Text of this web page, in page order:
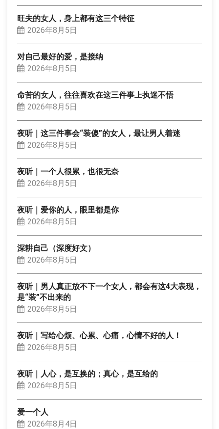
旺夫的女人，身上都有这三个特征
2026年8月5日
对自己最好的爱，是接纳
2026年8月5日
命苦的女人，往往喜欢在这三件事上执迷不悟
2026年8月5日
夜听｜这三件事会“装傻”的女人，最让男人着迷
2026年8月5日
夜听｜一个人很累，也很无奈
2026年8月5日
夜听｜爱你的人，眼里都是你
2026年8月5日
深耕自己（深度好文）
2026年8月5日
夜听｜男人真正放不下一个女人，都会有这4大表现，
是“装”不出来的
2026年8月5日
夜听｜写给心烦、心累、心痛，心情不好的人！
2026年8月5日
夜听｜人心，是互换的；真心，是互给的
2026年8月5日
爱一个人
2026年8月4日